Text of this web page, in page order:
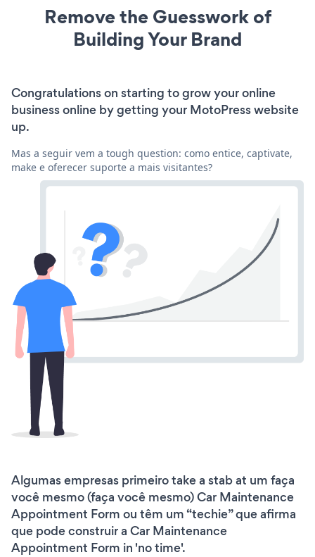
Remove the Guesswork of
Building Your Brand
Congratulations on starting to grow your online
business online by getting your MotoPress website
up.
Mas a seguir vem a tough question: como entice, captivate,
make e oferecer suporte a mais visitantes?
Algumas empresas primeiro take a stab at um faça
você mesmo (faça você mesmo) Car Maintenance
Appointment Form ou têm um “techie” que afirma
que pode construir a Car Maintenance
Appointment Form in 'no time'.